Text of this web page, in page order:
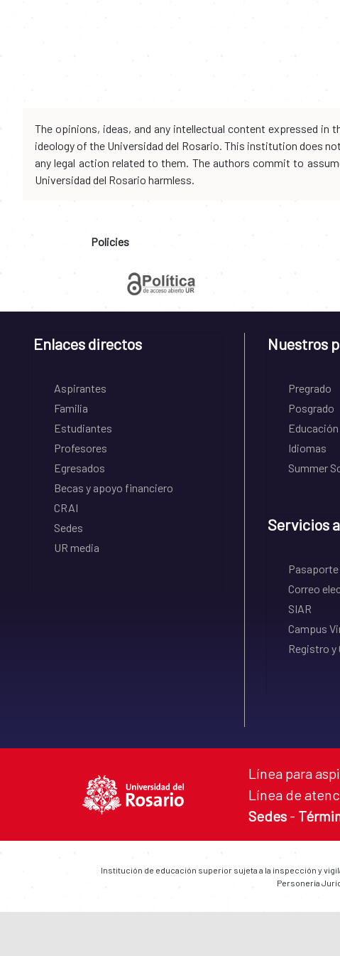
The opinions, ideas, and any intellectual content expressed
ideology of the Universidad del Rosario. This institution does
any legal action related to them. The authors commit to
Universidad del Rosario harmless.
Policies
Enlaces directos
Aspirantes
Familia
Estudiantes
Profesores
Egresados
Becas y apoyo financiero
CRAI
Sedes
UR media
Nuestros
Pregrado
Posgrado
Idiomas
Summer
Servicios
Correo
SIAR
Campus
Registro y
Línea para
Línea de
Sedes -
Institución de educación superior sujeta a la inspección y
Personería